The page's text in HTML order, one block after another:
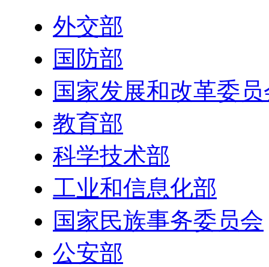
外交部
国防部
国家发展和改革委
教育部
科学技术部
工业和信息化部
国家民族事务委员会
公安部